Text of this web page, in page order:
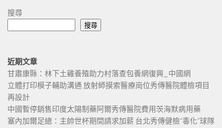
搜尋
搜尋
近期文章
甘肅康縣：林下土雞養殖助力村落查包養網復興_中國網
立體打印模子輔助溝通 放射師摸索醫療崗位秀傳醫院體檢項目
再設計
中國暫停銷售印度太陽制藥阿爾秀傳醫院費用茨海默病用藥
塞內加爾足總：主帥世杯期間請求加薪 台北秀傳健檢“毒化”球隊